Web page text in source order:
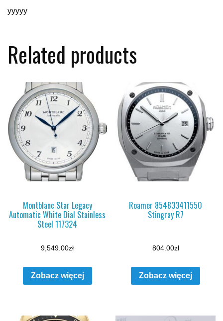
yyyyy
Related products
Montblanc Star Legacy
Automatic White Dial Stainless
Steel 117324
9,549.00zł
Zobacz więcej
Roamer 854833411550
Stingray R7
804.00zł
Zobacz więcej